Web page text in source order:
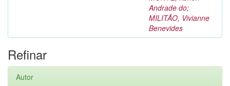
Andrade do;
MILITÃO, Vivianne
Benevides
Refinar
Autor